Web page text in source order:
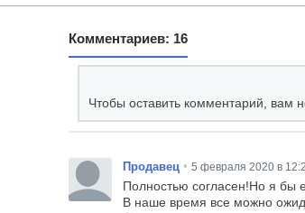
Комментариев: 16
Чтобы оставить комментарий, вам
Продавец • 5 февраля 2020 в
Полностью согласен!Но я бы
В наше время все можно